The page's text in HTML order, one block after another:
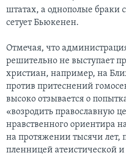
штатах, а однополые браки
сетует Бьюкенен.
Отмечая, что
решительно не выступает
христиан, например, на
против притеснений
высоко отзывается о
«возродить православную
нравственного ориентира
на протяжении тысячи лет,
пленницей атеистической